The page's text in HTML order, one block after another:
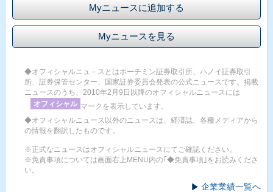
Myニュースに追加する
Myニュースを見る
◆オフィシャルニュ－スとはホーチミン証券取引所、ハノイ証券取引
所、証券保管センター、国家証券委員会発表の公式ニュースです。掲載
ニュースのうち、2010年2月9日以降のオフィシャルニュースには
オフィシャル マークを表示しています。
◆オフィシャルニュース以外のニュースは、経済誌、各種メディアから
の情報を翻訳したものです。
※正式なニュースはオフィシャルニュースにてご確認ください。
※免責事項については画面右上MENU内の｢◆免責事項｣をお読みくださ
い。
企業業績一覧へ